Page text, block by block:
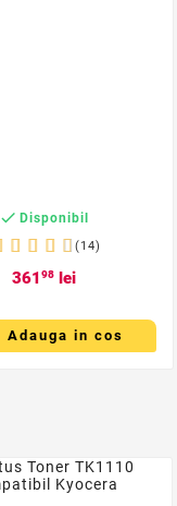
 Disponibil
(14)
36198 lei
Adauga in cos
favorite_border